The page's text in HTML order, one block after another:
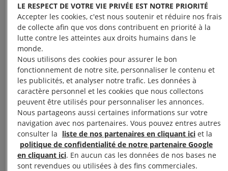
Signer une pétition
Ce mode d’action historique chez Amnesty
International a prouvé son efficacité depuis des
décennies.
Chaque voix compte pour faire masse et obtenir des
LE RESPECT DE VOTRE VIE PRIVÉE EST NOTRE PRIORITÉ
Accepter les cookies, c'est nous soutenir et réduire nos frais
de collecte afin que vos dons contribuent en priorité à la
lutte contre les atteintes aux droits humains dans le
monde.
Nous utilisons des cookies pour assurer le bon
fonctionnement de notre site, personnaliser le contenu et
les publicités, et analyser notre trafic. Les données à
caractère personnel et les cookies que nous collectons
peuvent être utilisés pour personnaliser les annonces.
Nous partageons aussi certaines informations sur votre
navigation avec nos partenaires. Vous pouvez entres autres
consulter la liste de nos partenaires en cliquant iciet la
politique de confidentialité de notre partenaire Google
en cliquant ici. En aucun cas les données de nos bases ne
sont revendues ou utilisées à des fins commerciales.